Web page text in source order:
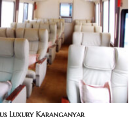
Luxury Karanganyar